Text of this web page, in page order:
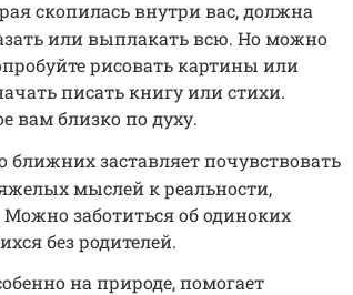
скопилась внутри вас, должна
или выплакать всю. Но можно
рисовать картины или
писать книгу или стихи.
вам близко по духу.
ближних заставляет почувствовать
мыслей к реальности,
заботиться об одиноких
без родителей.
на природе, помогает